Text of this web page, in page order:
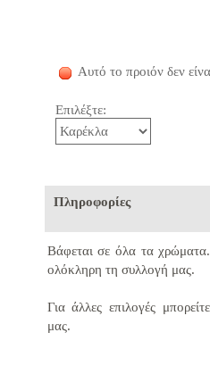
Αυτό το προιόν δεν
Επιλέξτε:
Πληροφορίες
Βάφεται σε όλα τα
ολόκληρη τη συλλογή μας.
Για άλλες επιλογές
μας.